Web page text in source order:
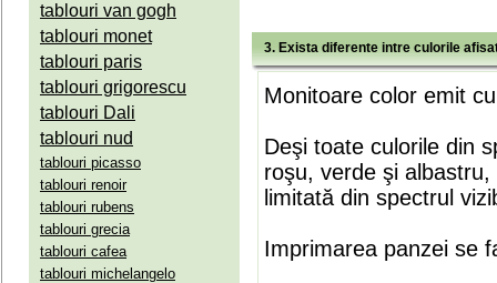
tablouri van gogh
tablouri monet
tablouri paris
tablouri grigorescu
tablouri Dali
tablouri nud
tablouri picasso
tablouri renoir
tablouri rubens
tablouri grecia
tablouri cafea
tablouri michelangelo
3. Exista diferente intre culorile
Monitoare color emit
Deşi toate culorile din
roşu, verde şi
limitată din spectrul
Imprimarea panzei se